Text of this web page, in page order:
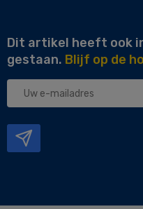
Dit artikel heeft ook
gestaan. Blijf op de
Uw